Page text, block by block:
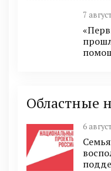
7
Областные
6